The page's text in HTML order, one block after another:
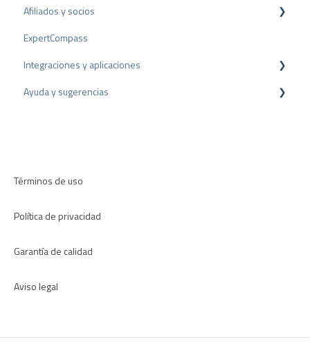
Sello de valoración
Premios
Afiliados y socios
Programa de partners
Recomendación
ExpertCompass
Integraciones y aplicaciones
Plugins para CMS
Ayuda y sugerencias
Términos de uso
Política de privacidad
Garantía de calidad
Aviso legal